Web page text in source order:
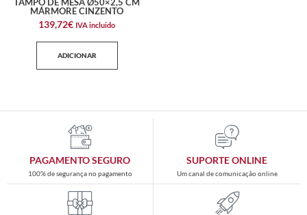
MÁRMORE CINZENTO
139,72€ IVA incluido
ADICIONAR
PAGAMENTO SEGURO
100% de segurança no pagamento
SUPORTE ONLINE
Um canal de comunicação online